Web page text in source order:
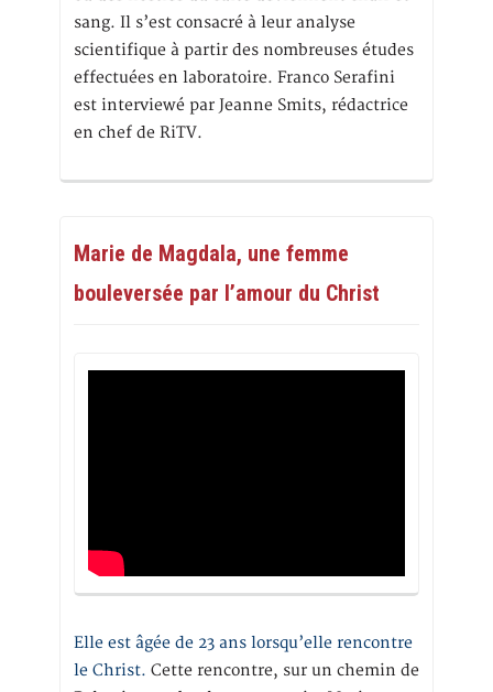
sang. Il s’est consacré à leur analyse
scientifique à partir des nombreuses études
effectuées en laboratoire. Franco Serafini
est interviewé par Jeanne Smits, rédactrice
en chef de RiTV.
Marie de Magdala, une femme
bouleversée par l’amour du Christ
Elle est âgée de 23 ans lorsqu’elle rencontre
le Christ. Cette rencontre, sur un chemin de